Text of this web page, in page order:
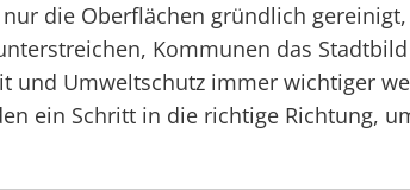
die Oberflächen gründlich
Kommunen das
und Umweltschutz immer wichtiger
ein Schritt in die richtige Richtung,